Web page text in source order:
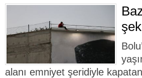
alanı emniyet şeridiyle